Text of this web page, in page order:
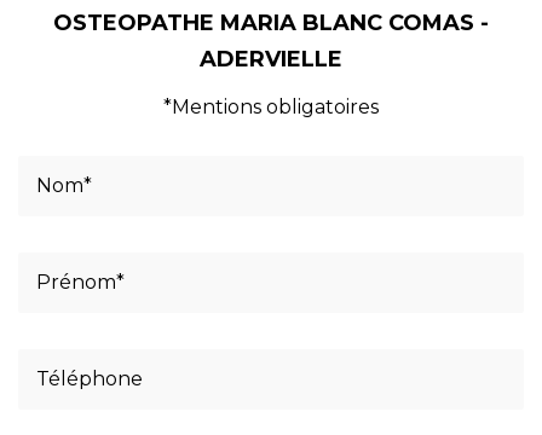
OSTEOPATHE MARIA BLANC COMAS -
ADERVIELLE
*Mentions obligatoires